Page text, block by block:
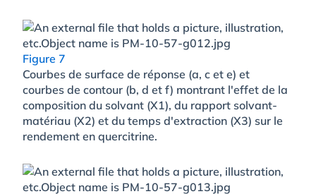
Figure 7
Courbes de surface de réponse (a, c et e) et
courbes de contour (b, d et f) montrant l'effet de la
composition du solvant (X1), du rapport solvant-
matériau (X2) et du temps d'extraction (X3) sur le
rendement en quercitrine.